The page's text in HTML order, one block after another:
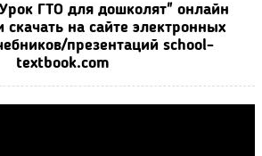
ГТО для дошколят" онлайн
скачать на сайте электронных
презентаций school-
textbook.com